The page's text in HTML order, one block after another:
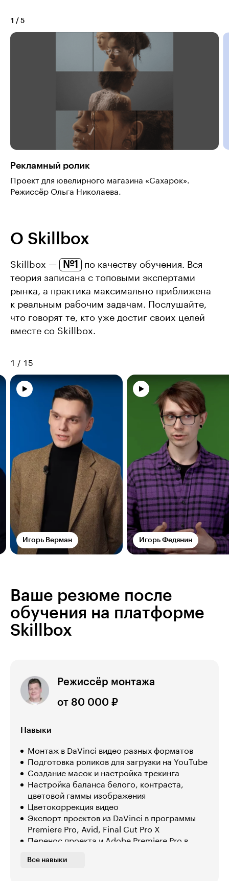
1 / 5
Рекламный ролик
Проект для ювелирного магазина «Сахарок».
Режиссёр Ольга Николаева.
О Skillbox
Skillbox — №1
по качеству обучения. Вся
теория записана с топовыми экспертами
рынка, а практика максимально приближена
к реальным рабочим задачам. Послушайте,
что говорят те, кто уже достиг своих целей
вместе со Skillbox.
1 / 15
Игорь Верман Игорь Федянин
Ваше резюме после
обучения на платформе
Skillbox
Режиссёр монтажа
от 80 000 ₽
Навыки
Монтаж в DaVinci видео разных форматов
Подготовка роликов для загрузки на YouTube
Создание масок и настройка трекинга
Настройка баланса белого, контраста,
цветовой гаммы изображения
Цветокоррекция видео
Экспорт проектов из DaVinci в программы
Premiere Pro, Avid, Final Cut Pro X
Перенос проекта и Adobe Premiere Pro в
Настройка файлов в формате RAW
Все навыки